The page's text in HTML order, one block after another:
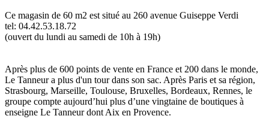
Ce magasin de 60 m2 est situé au 260 avenue Guiseppe Verdi
tel: 04.42.53.18.72
(ouvert du lundi au samedi de 10h à 19h)
Après plus de 600 points de vente en France et 200 dans le monde,
Le Tanneur a plus d'un tour dans son sac. Après Paris et sa région,
Strasbourg, Marseille, Toulouse, Bruxelles, Bordeaux, Rennes, le
groupe compte aujourd’hui plus d’une vingtaine de boutiques à
enseigne Le Tanneur dont Aix en Provence.